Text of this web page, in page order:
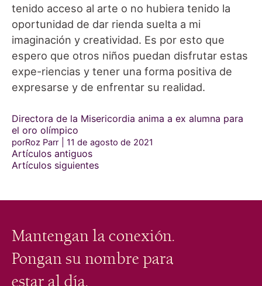
tenido acceso al arte o no hubiera tenido la
oportunidad de dar rienda suelta a mi
imaginación y creatividad. Es por esto que
espero que otros niños puedan disfrutar estas
expe-riencias y tener una forma positiva de
expresarse y de enfrentar su realidad.
Directora de la Misericordia anima a ex alumna para
el oro olímpico
porRoz Parr 11 de agosto de 2021
Navegación
de
Artículos antiguos
Artículos siguientes
Mantengan la conexión.
Pongan su nombre para
estar al día.